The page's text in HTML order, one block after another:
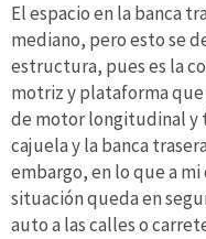
El espacio en la banca
mediano, pero esto se
estructura, pues es la
motriz y plataforma
de motor longitudinal y
cajuela y la banca
embargo, en lo que a
situación queda en
auto a las calles o